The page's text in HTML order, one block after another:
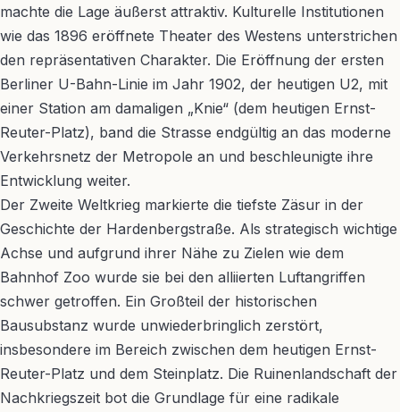
machte die Lage äußerst attraktiv. Kulturelle Institutionen
wie das 1896 eröffnete Theater des Westens unterstrichen
den repräsentativen Charakter. Die Eröffnung der ersten
Berliner U-Bahn-Linie im Jahr 1902, der heutigen U2, mit
einer Station am damaligen „Knie“ (dem heutigen Ernst-
Reuter-Platz), band die Strasse endgültig an das moderne
Verkehrsnetz der Metropole an und beschleunigte ihre
Entwicklung weiter.
Der Zweite Weltkrieg markierte die tiefste Zäsur in der
Geschichte der Hardenbergstraße. Als strategisch wichtige
Achse und aufgrund ihrer Nähe zu Zielen wie dem
Bahnhof Zoo wurde sie bei den alliierten Luftangriffen
schwer getroffen. Ein Großteil der historischen
Bausubstanz wurde unwiederbringlich zerstört,
insbesondere im Bereich zwischen dem heutigen Ernst-
Reuter-Platz und dem Steinplatz. Die Ruinenlandschaft der
Nachkriegszeit bot die Grundlage für eine radikale